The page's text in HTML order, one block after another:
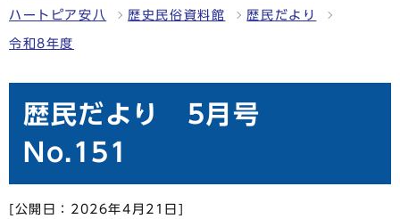
ハートピア安八 歴史民俗資料館 歴民だより
令和8年度
歴民だより 5月号
No.151
[公開日：2026年4月21日]